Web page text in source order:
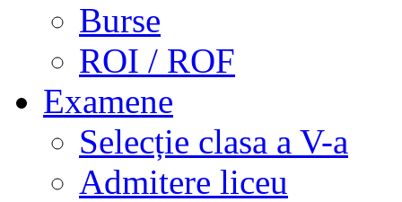
Burse
ROI / ROF
Examene
Selecție clasa a V-a
Admitere liceu